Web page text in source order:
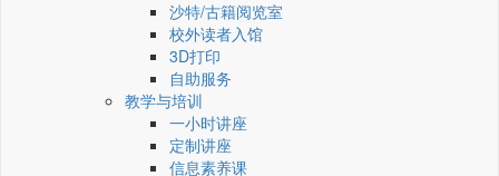
沙特/古籍阅览室
校外读者入馆
3D打印
自助服务
教学与培训
一小时讲座
定制讲座
信息素养课